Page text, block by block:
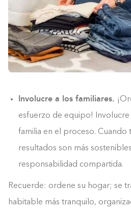
Involucre a los familiares.
esfuerzo de equipo!
familia en el proceso. Cuando
resultados son más
responsabilidad compartida.
Recuerde: ordene su hogar; se
habitable más tranquilo,